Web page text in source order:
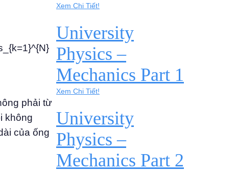
phải từ
không
của ống
Xem Chi Tiết!
University
Physics –
Mechanics Part 1
Xem Chi Tiết!
University
Physics –
Mechanics Part 2